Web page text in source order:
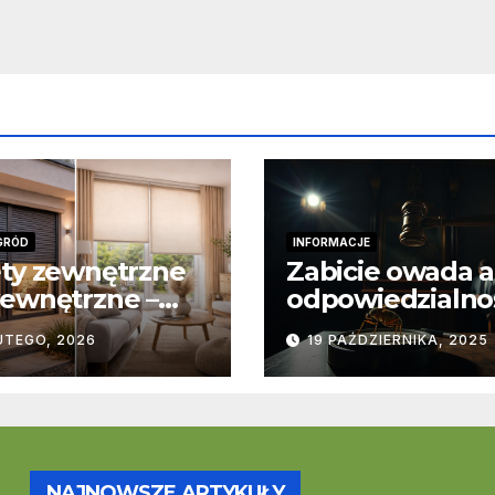
zewnętrzne
–
i
2026
INFORMACJE
Zabicie owada a
karna – jak
to w praktyce?
19 PAŹDZIERNIKA, 2025